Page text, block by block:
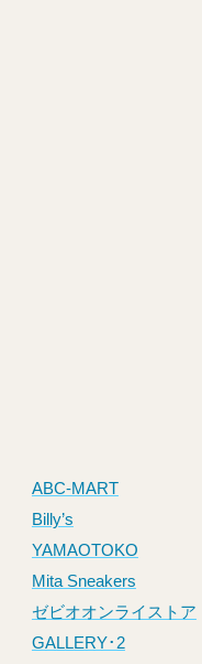
ABC-MART
Billy’s
YAMAOTOKO
Mita Sneakers
ゼビオオンライストア
GALLERY･2